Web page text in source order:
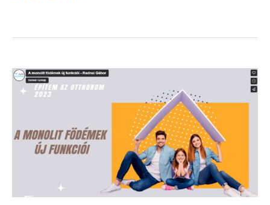
A
monolit
új
funkciói
Radnai